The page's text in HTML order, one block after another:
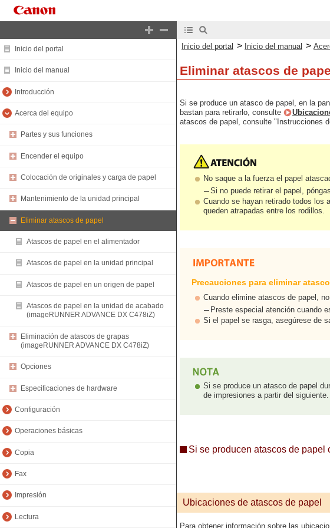
Inicio del portal
Inicio del manual
Introducción
Acerca del equipo
Partes y sus funciones
Encender el equipo
Colocación de originales y carga de papel
Mantenimiento de la unidad principal
Eliminar atascos de papel
Atascos de papel en el alimentador
Atascos de papel en la unidad principal
Atascos de papel en un origen de papel
Atascos de papel en la unidad de acabado
(imageRUNNER ADVANCE DX C478iZ)
Eliminación de atascos de grapas
(imageRUNNER ADVANCE DX C478iZ)
Opciones
Especificaciones de hardware
Configuración
Operaciones básicas
Copia
Fax
Impresión
Lectura
Inicio del portal > Inicio del manual >
Eliminar atascos de
Si se produce un atasco de papel, en la
bastan para retirarlo, consulte
atascos de papel, consulte "Instrucciones
No saque a la fuerza el papel
Si no puede retirar el papel,
Cuando se hayan retirado todos los
queden atrapadas entre los rodillos.
Precauciones para eliminar
Cuando elimine atascos de papel,
Preste especial atención cuando
Si el papel se rasga, asegúrese de
Si se produce un atasco de papel
de impresiones a partir del siguiente.
Si se producen atascos de papel
Ubicaciones de atascos de papel
Para obtener información sobre las